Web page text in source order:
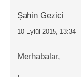
Şahin Gezici
10 Eylül 2015, 13:34
Merhabalar,